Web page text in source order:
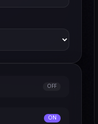
OFF
ON